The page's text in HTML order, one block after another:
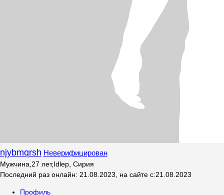
njybmqrsh Неверифицирован
Мужчина 27 лет,Idlep, Сирия
Последний раз онлайн: 21.08.2023 на сайте с:21.08.2023
Профиль